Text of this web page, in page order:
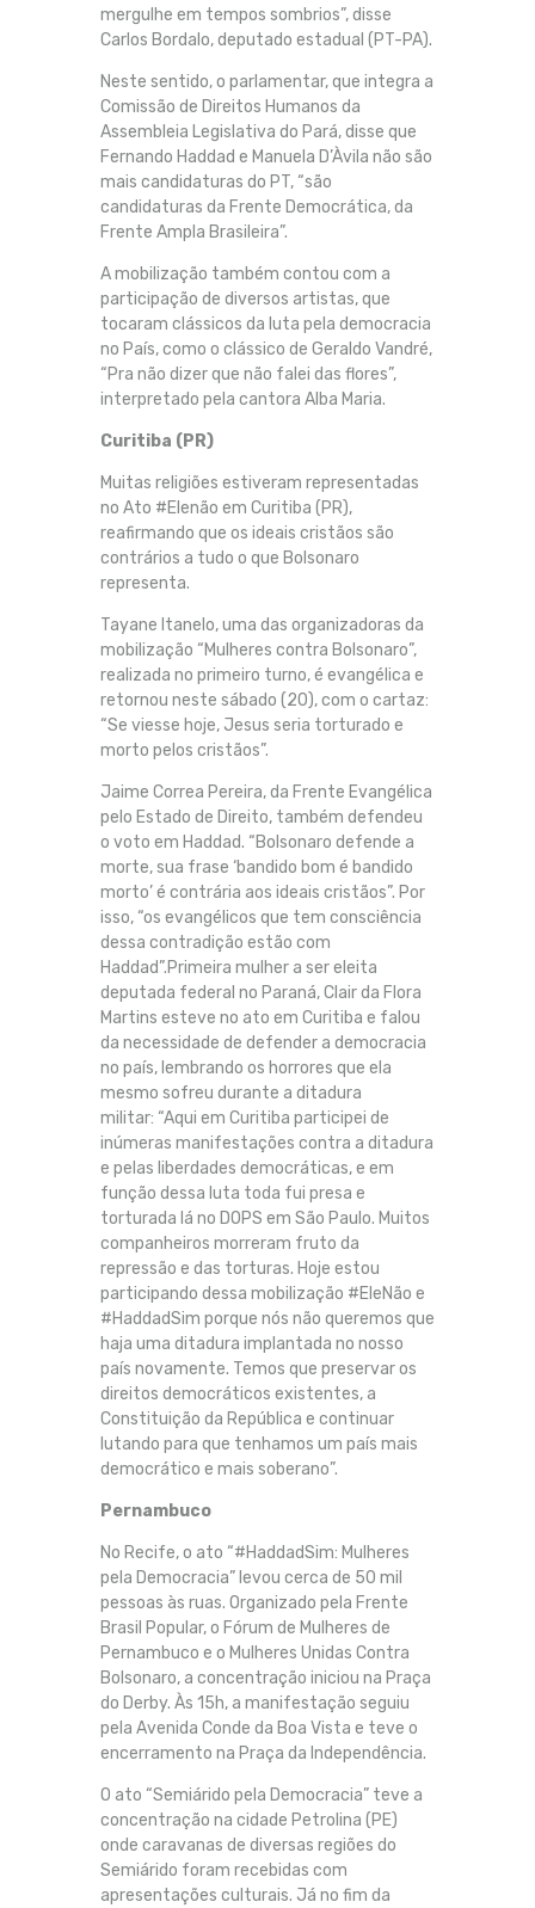
mergulhe em tempos sombrios”, disse
Carlos Bordalo, deputado estadual (PT-PA).
Neste sentido, o parlamentar, que integra a
Comissão de Direitos Humanos da
Assembleia Legislativa do Pará, disse que
Fernando Haddad e Manuela D’Àvila não são
mais candidaturas do PT, “são
candidaturas da Frente Democrática, da
Frente Ampla Brasileira”.
A mobilização também contou com a
participação de diversos artistas, que
tocaram clássicos da luta pela democracia
no País, como o clássico de Geraldo Vandré,
“Pra não dizer que não falei das flores”,
interpretado pela cantora Alba Maria.
Curitiba (PR)
Muitas religiões estiveram representadas
no Ato #Elenão em Curitiba (PR),
reafirmando que os ideais cristãos são
contrários a tudo o que Bolsonaro
representa.
Tayane Itanelo, uma das organizadoras da
mobilização “Mulheres contra Bolsonaro”,
realizada no primeiro turno, é evangélica e
retornou neste sábado (20), com o cartaz:
“Se viesse hoje, Jesus seria torturado e
morto pelos cristãos”.
Jaime Correa Pereira, da Frente Evangélica
pelo Estado de Direito, também defendeu
o voto em Haddad. “Bolsonaro defende a
morte, sua frase ‘bandido bom é bandido
morto’ é contrária aos ideais cristãos”. Por
isso, “os evangélicos que tem consciência
dessa contradição estão com
Haddad”.Primeira mulher a ser eleita
deputada federal no Paraná, Clair da Flora
Martins esteve no ato em Curitiba e falou
da necessidade de defender a democracia
no país, lembrando os horrores que ela
mesmo sofreu durante a ditadura
militar: “Aqui em Curitiba participei de
inúmeras manifestações contra a ditadura
e pelas liberdades democráticas, e em
função dessa luta toda fui presa e
torturada lá no DOPS em São Paulo. Muitos
companheiros morreram fruto da
repressão e das torturas. Hoje estou
participando dessa mobilização #EleNão e
#HaddadSim porque nós não queremos que
haja uma ditadura implantada no nosso
país novamente. Temos que preservar os
direitos democráticos existentes, a
Constituição da República e continuar
lutando para que tenhamos um país mais
democrático e mais soberano”.
Pernambuco
No Recife, o ato “#HaddadSim: Mulheres
pela Democracia” levou cerca de 50 mil
pessoas às ruas. Organizado pela Frente
Brasil Popular, o Fórum de Mulheres de
Pernambuco e o Mulheres Unidas Contra
Bolsonaro, a concentração iniciou na Praça
do Derby. Às 15h, a manifestação seguiu
pela Avenida Conde da Boa Vista e teve o
encerramento na Praça da Independência.
O ato “Semiárido pela Democracia” teve a
concentração na cidade Petrolina (PE)
onde caravanas de diversas regiões do
Semiárido foram recebidas com
apresentações culturais. Já no fim da